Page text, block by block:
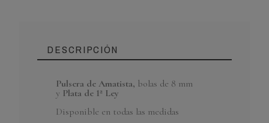
DESCRIPCIÓN
Pulsera de Amatista, bolas de 8 mm
y Plata de 1ª Ley
Disponible en todas las medidas
ReferenciaPAM30